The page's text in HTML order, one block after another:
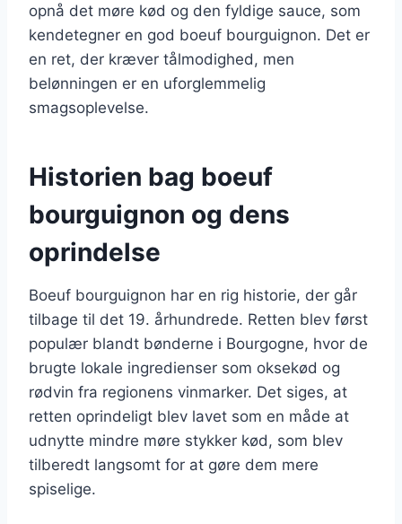
opnå det møre kød og den fyldige sauce, som
kendetegner en god boeuf bourguignon. Det er
en ret, der kræver tålmodighed, men
belønningen er en uforglemmelig
smagsoplevelse.
Historien bag boeuf
bourguignon og dens
oprindelse
Boeuf bourguignon har en rig historie, der går
tilbage til det 19. århundrede. Retten blev først
populær blandt bønderne i Bourgogne, hvor de
brugte lokale ingredienser som oksekød og
rødvin fra regionens vinmarker. Det siges, at
retten oprindeligt blev lavet som en måde at
udnytte mindre møre stykker kød, som blev
tilberedt langsomt for at gøre dem mere
spiselige.